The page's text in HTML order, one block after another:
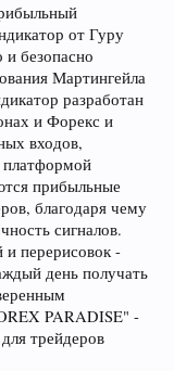
от Гуру
и безопасно
Мартингейла
разработан
и Форекс и
входов,
платформой
прибыльные
благодаря чему
сигналов.
и перерисовок -
день получать
PARADISE" -
трейдеров